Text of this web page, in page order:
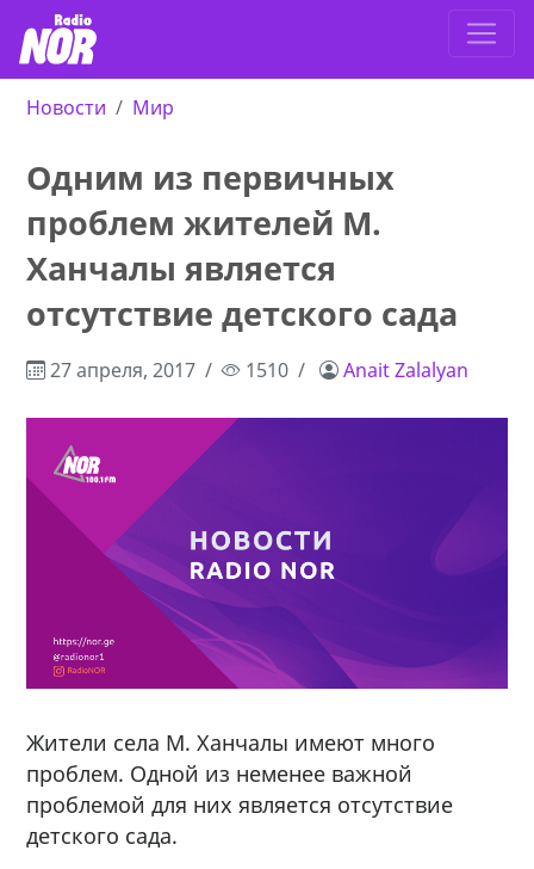
Новости Мир
Одним из первичных
проблем жителей М.
Ханчалы является
отсутствие детского сада
27 апреля, 2017 1510 Anait Zalalyan
Жители села М. Ханчалы имеют много
проблем. Одной из неменее важной
проблемой для них является отсутствие
детского сада.